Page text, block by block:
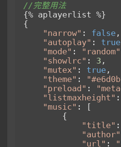
//完整用法
{% aplayerlist %}
{
"narrow" : false
"autoplay" : true
"mode" : "random"
"showlrc" : 3
"mutex" : true
"theme" :
"preload" :
"listmaxheight" :
"music" : [
        {
"title" :
"author"
"url" :